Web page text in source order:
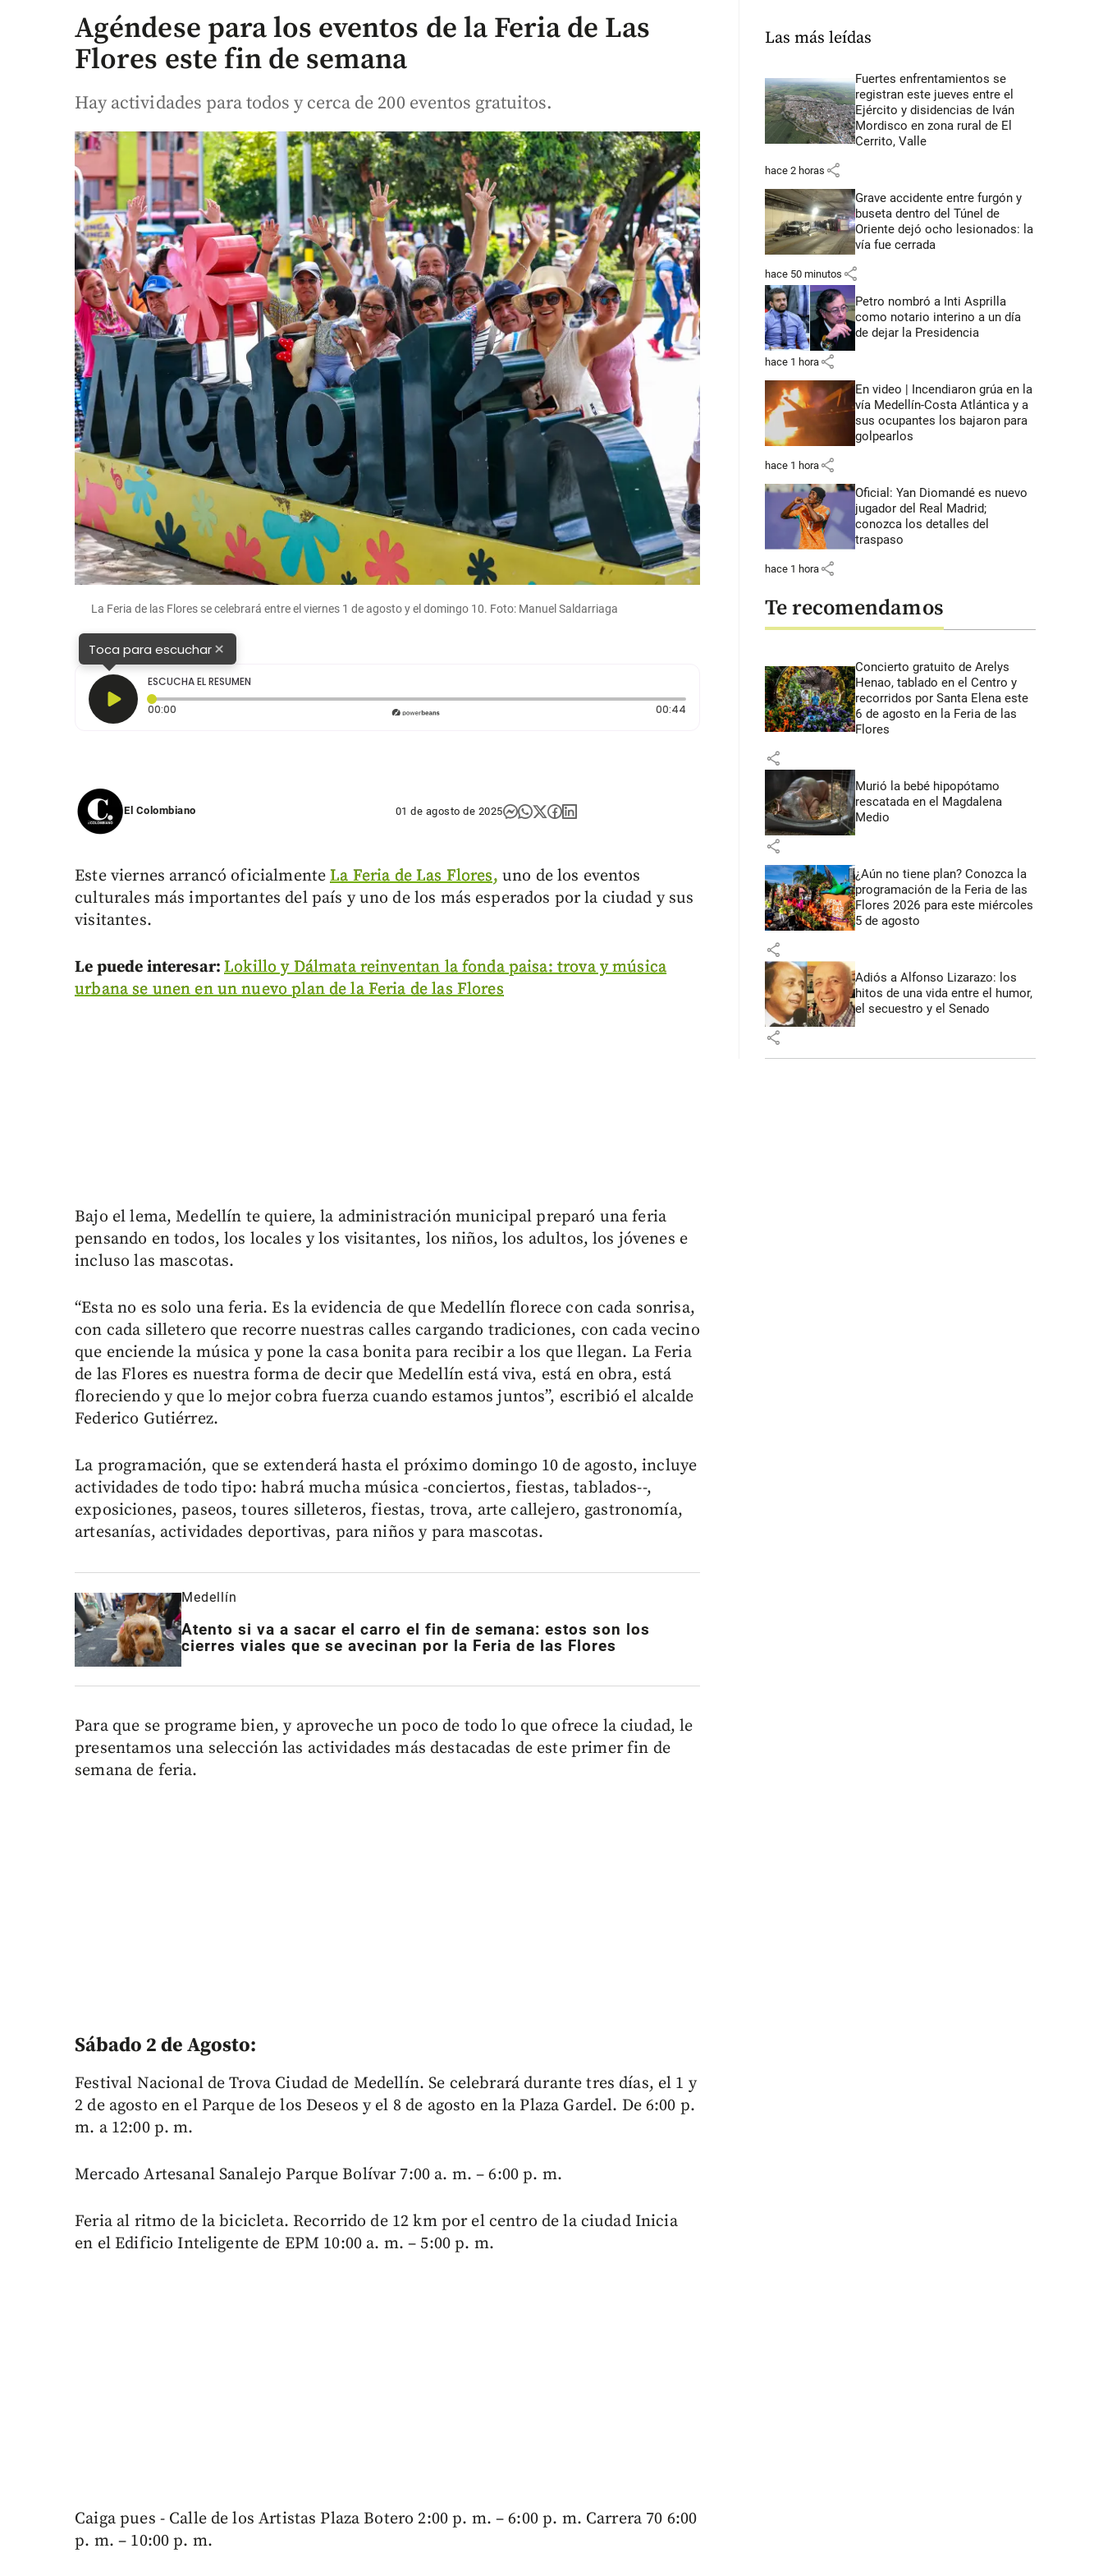
Agéndese para los eventos de la Feria de Las
Flores este fin de semana
Hay actividades para todos y cerca de 200 eventos gratuitos.
La Feria de las Flores se celebrará entre el viernes 1 de agosto y el domingo 10. Foto: Manuel Saldarriaga
Toca para escuchar×
ESCUCHA EL RESUMEN
00:00
00:44Duración: 44 segundos
El Colombiano 01 de agosto de 2025
Este viernes arrancó oficialmenteLa Feria de Las Flores, uno de los eventos
culturales más importantes del país y uno de los más esperados por la ciudad y sus
visitantes.
Le puede interesar:Lokillo y Dálmata reinventan la fonda paisa: trova y música
urbana se unen en un nuevo plan de la Feria de las Flores
Bajo el lema, Medellín te quiere, la administración municipal preparó una feria
pensando en todos, los locales y los visitantes, los niños, los adultos, los jóvenes e
incluso las mascotas.
“Esta no es solo una feria. Es la evidencia de que Medellín florece con cada sonrisa,
con cada silletero que recorre nuestras calles cargando tradiciones, con cada vecino
que enciende la música y pone la casa bonita para recibir a los que llegan. La Feria
de las Flores es nuestra forma de decir que Medellín está viva, está en obra, está
floreciendo y que lo mejor cobra fuerza cuando estamos juntos”, escribió el alcalde
Federico Gutiérrez.
La programación, que se extenderá hasta el próximo domingo 10 de agosto, incluye
actividades de todo tipo: habrá mucha música -conciertos, fiestas, tablados--,
exposiciones, paseos, toures silleteros, fiestas, trova, arte callejero, gastronomía,
artesanías, actividades deportivas, para niños y para mascotas.
Medellín
Atento si va a sacar el carro el fin de semana: estos son los
cierres viales que se avecinan por la Feria de las Flores
Para que se programe bien, y aproveche un poco de todo lo que ofrece la ciudad, le
presentamos una selección las actividades más destacadas de este primer fin de
semana de feria.
Sábado 2 de Agosto:
Festival Nacional de Trova Ciudad de Medellín. Se celebrará durante tres días, el 1 y
2 de agosto en el Parque de los Deseos y el 8 de agosto en la Plaza Gardel. De 6:00 p.
m. a 12:00 p. m.
Mercado Artesanal Sanalejo Parque Bolívar 7:00 a. m. – 6:00 p. m.
Feria al ritmo de la bicicleta. Recorrido de 12 km por el centro de la ciudad Inicia
en el Edificio Inteligente de EPM 10:00 a. m. – 5:00 p. m.
Caiga pues - Calle de los Artistas Plaza Botero 2:00 p. m. – 6:00 p. m. Carrera 70 6:00
p. m. – 10:00 p. m.
Las más leídas
Fuertes enfrentamientos se
registran este jueves entre el
Ejército y disidencias de Iván
Mordisco en zona rural de El
Cerrito, Valle
hace 2 horas share
Grave accidente entre furgón y
buseta dentro del Túnel de
Oriente dejó ocho lesionados: la
vía fue cerrada
hace 50 minutos share
Petro nombró a Inti Asprilla
como notario interino a un día
de dejar la Presidencia
hace 1 hora share
En video | Incendiaron grúa en la
vía Medellín-Costa Atlántica y a
sus ocupantes los bajaron para
golpearlos
hace 1 hora share
Oficial: Yan Diomandé es nuevo
jugador del Real Madrid;
conozca los detalles del
traspaso
hace 1 hora share
Te recomendamos
Concierto gratuito de Arelys
Henao, tablado en el Centro y
recorridos por Santa Elena este
6 de agosto en la Feria de las
Flores
share
Murió la bebé hipopótamo
rescatada en el Magdalena
Medio
share
¿Aún no tiene plan? Conozca la
programación de la Feria de las
Flores 2026 para este miércoles
5 de agosto
share
Adiós a Alfonso Lizarazo: los
hitos de una vida entre el humor,
el secuestro y el Senado
share